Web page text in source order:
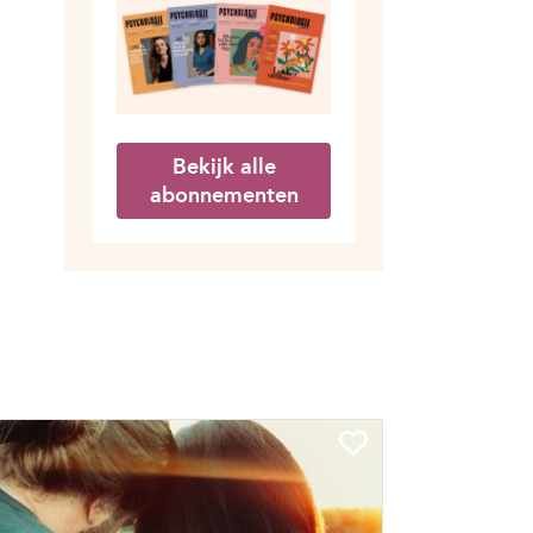
Bekijk alle
abonnementen